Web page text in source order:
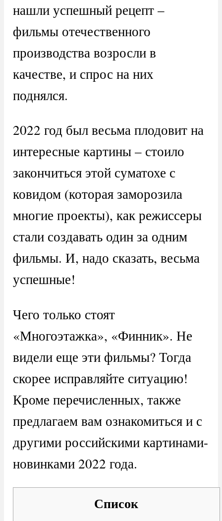
нашли успешный рецепт –
фильмы отечественного
производства возросли в
качестве, и спрос на них
поднялся.
2022 год был весьма плодовит на
интересные картины – стоило
закончиться этой суматохе с
ковидом (которая заморозила
многие проекты), как режиссеры
стали создавать один за одним
фильмы. И, надо сказать, весьма
успешные!
Чего только стоят
«Многоэтажка», «Финник». Не
видели еще эти фильмы? Тогда
скорее исправляйте ситуацию!
Кроме перечисленных, также
предлагаем вам ознакомиться и с
другими российскими картинами-
новинками 2022 года.
Список